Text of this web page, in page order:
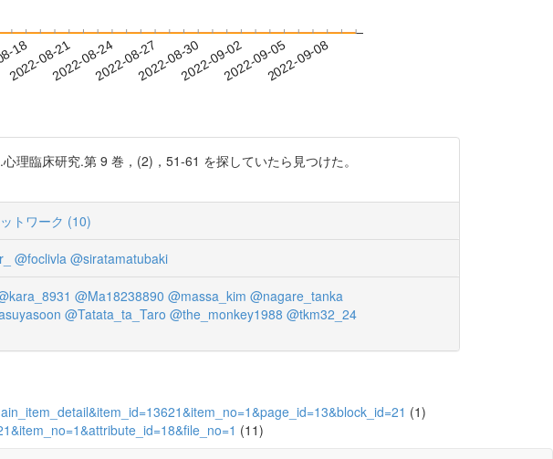
18
2022-08-212022-08-242022-08-272022-08-302022-09-022022-09-052022-09-08
理臨床研究.第 9 巻，(2)，51-61 を探していたら見つけた。
トワーク (10)
@foclivla @siratamatubaki
@Ma18238890 @massa_kim @nagare_tanka
@Tatata_ta_Taro @the_monkey1988 @tkm32_24
(1)
(11)